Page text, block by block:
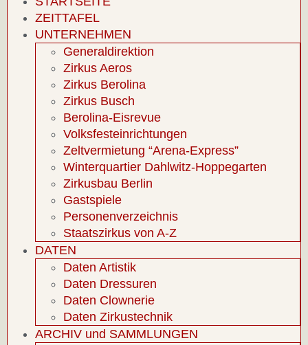
ZEITTAFEL
UNTERNEHMEN
Generaldirektion
Zirkus Aeros
Zirkus Berolina
Zirkus Busch
Berolina-Eisrevue
Volksfesteinrichtungen
Zeltvermietung “Arena-Express”
Winterquartier Dahlwitz-Hoppegarten
Zirkusbau Berlin
Gastspiele
Personenverzeichnis
Staatszirkus von A-Z
DATEN
Daten Artistik
Daten Dressuren
Daten Clownerie
Daten Zirkustechnik
ARCHIV und SAMMLUNGEN